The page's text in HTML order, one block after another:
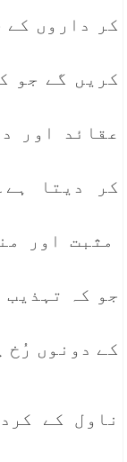
کر داروں کے
کریں گے جو
عقائد اور
کر دیتا
مثبت اور
جو کہ تہذیب
کے دونوں رُخ
ناول کے